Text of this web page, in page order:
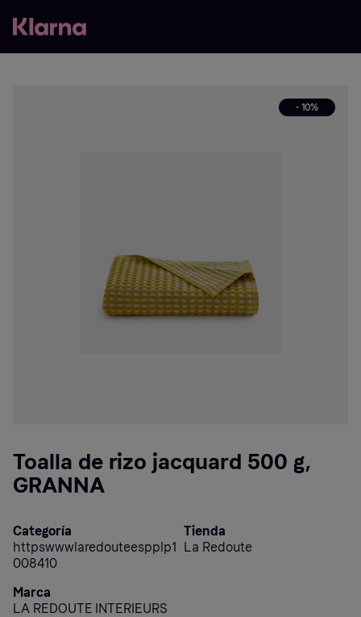
- 10%
Toalla de rizo jacquard 500 g,
GRANNA
Categoría
httpswwwlaredouteespplp1
008410
Tienda
La Redoute
Marca
LA REDOUTE INTERIEURS